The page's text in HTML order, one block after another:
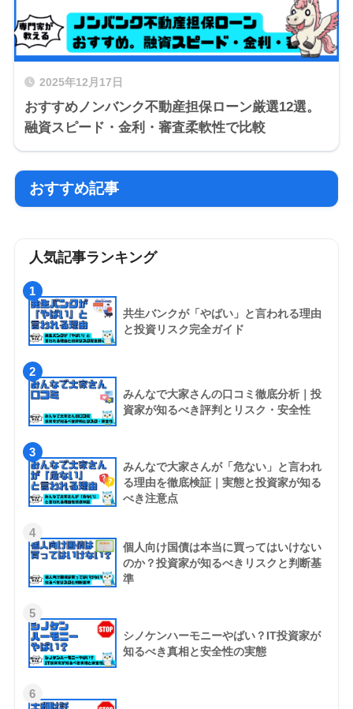
2025年12月17日
おすすめノンバンク不動産担保ローン厳選12選。
融資スピード・金利・審査柔軟性で比較
おすすめ記事
人気記事ランキング
1
共生バンクが「やばい」と言われる理由
と投資リスク完全ガイド
2
みんなで大家さんの口コミ徹底分析｜投
資家が知るべき評判とリスク・安全性
3
みんなで大家さんが「危ない」と言われ
る理由を徹底検証｜実態と投資家が知る
べき注意点
4
個人向け国債は本当に買ってはいけない
のか？投資家が知るべきリスクと判断基
準
5
シノケンハーモニーやばい？IT投資家が
知るべき真相と安全性の実態
6